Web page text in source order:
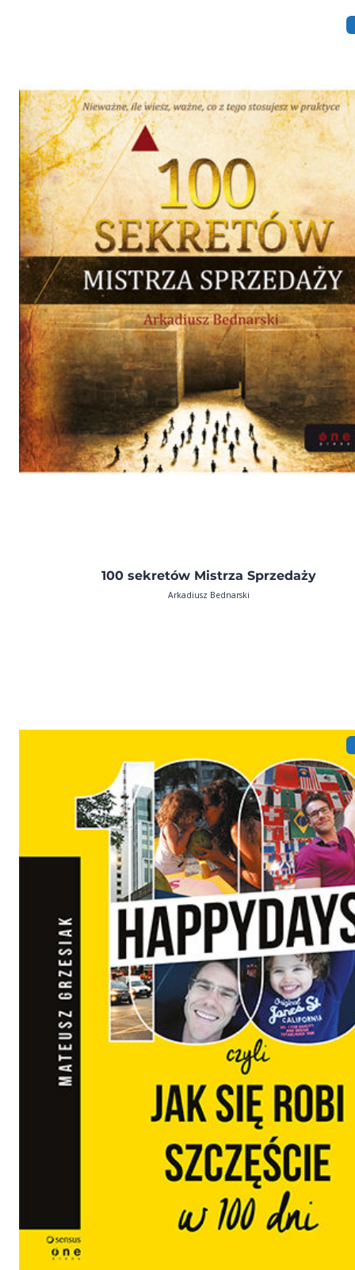
100 sekretów Mistrza Sprzedaży
Arkadiusz Bednarski